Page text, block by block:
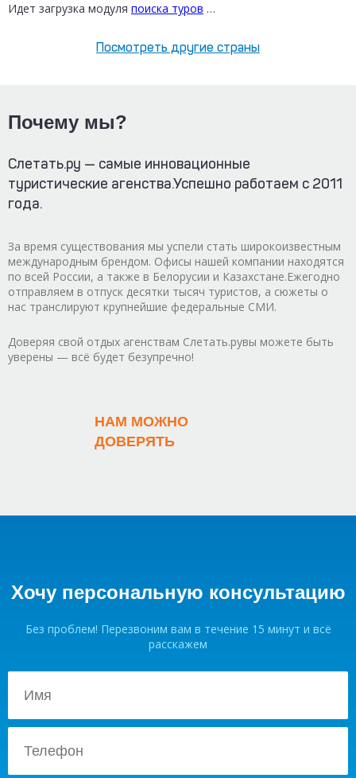
Идет загрузка модуля поиска туров …
Посмотреть другие страны
Почему мы?
Слетать.ру — самые инновационные
туристические агенства.Успешно работаем с 2011
года.
За время существования мы успели стать широкоизвестным
международным брендом. Офисы нашей компании находятся
по всей России, а также в Белорусии и Казахстане.Ежегодно
отправляем в отпуск десятки тысяч туристов, а сюжеты о
нас транслируют крупнейшие федеральные СМИ.
Доверяя свой отдых агенствам Слетать.рувы можете быть
уверены — всё будет безупречно!
НАМ МОЖНО
ДОВЕРЯТЬ
Хочу персональную консультацию
Без проблем! Перезвоним вам в течение 15 минут и всё
расскажем